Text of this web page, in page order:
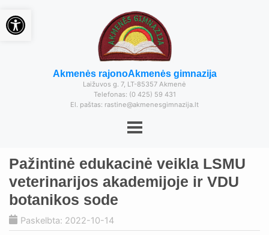
Akmenės rajonoAkmenės gimnazija
Laižuvos g. 7, LT-85357 Akmenė
Telefonas: (0 425) 59 431
El. paštas: rastine@akmenesgimnazija.lt
Pažintinė edukacinė veikla LSMU
veterinarijos akademijoje ir VDU
botanikos sode
Paskelbta: 2022-10-14
Open toolbar